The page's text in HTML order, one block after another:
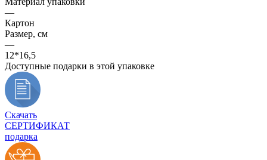
—
Картон
Размер, см
—
12*16,5
Доступные подарки в этой упаковке
Скачать
СЕРТИФИКАТ
подарка